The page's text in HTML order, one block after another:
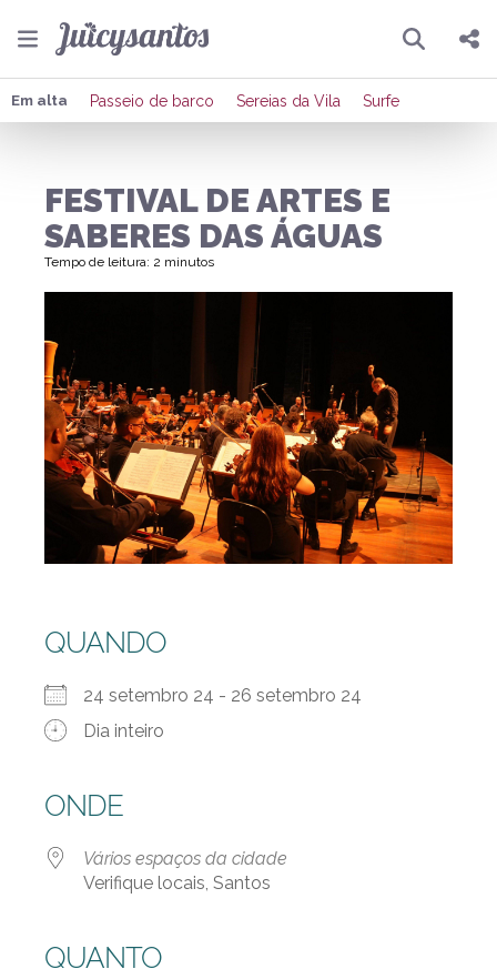
Pesquisar
Compartilhar
Enviar por Whatsapp
Em alta Passeio de barco Sereias da Vila Surfe
FESTIVAL DE ARTES E
SABERES DAS ÁGUAS
Tempo de leitura: 2 minutos
QUANDO
24 setembro 24 - 26 setembro 24
Dia inteiro
ONDE
Vários espaços da cidade
Verifique locais, Santos
QUANTO